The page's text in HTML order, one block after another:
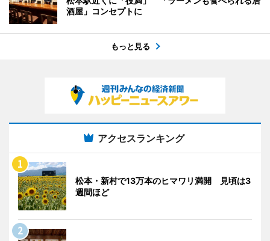
酒屋」コンセプトに
もっと見る
アクセスランキング
松本・新村で13万本のヒマワリ満開 見頃は3
週間ほど